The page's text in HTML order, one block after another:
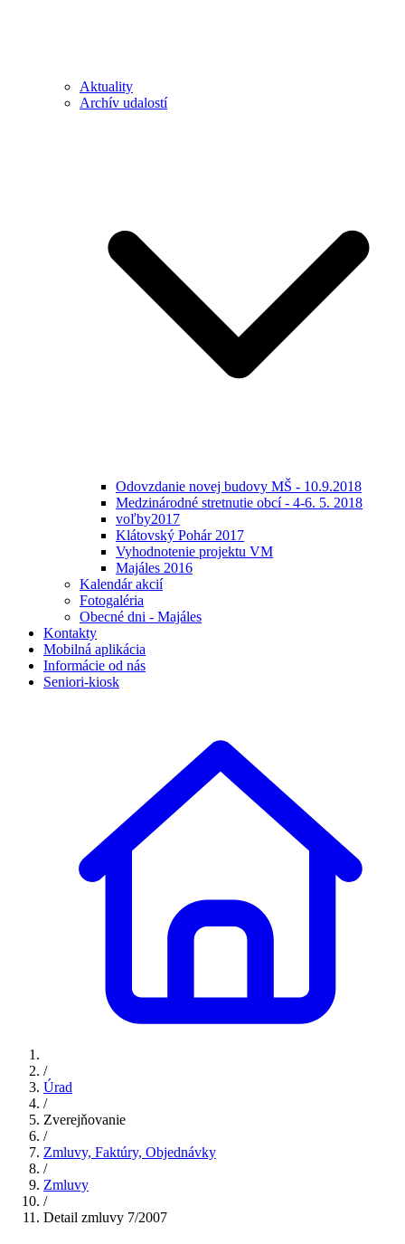
Aktuality
Archív udalostí
Odovzdanie novej budovy MŠ - 10.9.2018
Medzinárodné stretnutie obcí - 4-6. 5. 2018
voľby2017
Klátovský Pohár 2017
Vyhodnotenie projektu VM
Majáles 2016
Kalendár akcií
Fotogaléria
Obecné dni - Majáles
Kontakty
Mobilná aplikácia
Informácie od nás
Seniori-kiosk
/
Úrad
/
Zverejňovanie
/
Zmluvy, Faktúry, Objednávky
/
Zmluvy
/
Detail zmluvy 7/2007